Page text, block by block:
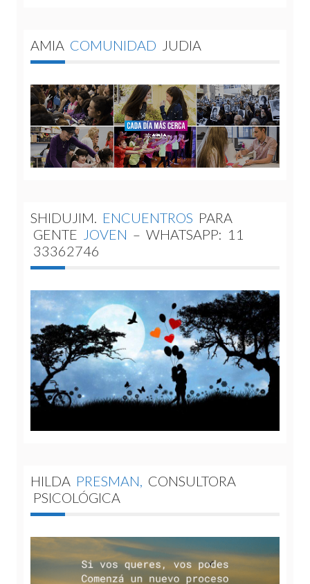
AMIA COMUNIDAD JUDIA
SHIDUJIM. ENCUENTROS PARA
GENTE JOVEN – WHATSAPP: 11
33362746
HILDA PRESMAN,
CONSULTORA
PSICOLÓGICA